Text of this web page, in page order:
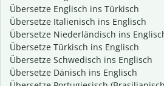
Übersetze Englisch ins Türkisch
Übersetze Italienisch ins Englisch
Übersetze Niederländisch ins
Übersetze Türkisch ins Englisch
Übersetze Schwedisch ins Englisch
Übersetze Dänisch ins Englisch